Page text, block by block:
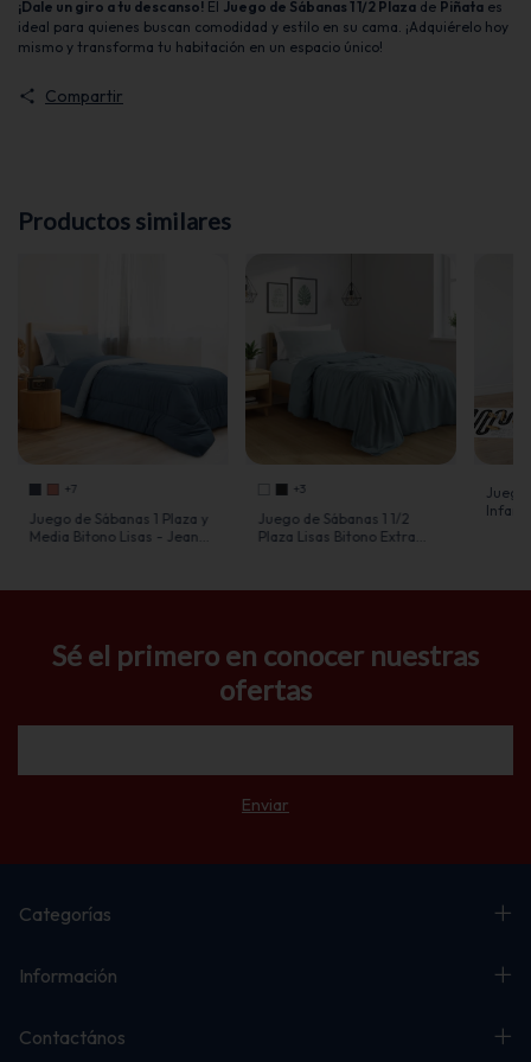
¡Dale un giro a tu descanso! El Juego de Sábanas 1 1/2 Plaza de Piñata es
ideal para quienes buscan comodidad y estilo en su cama. ¡Adquiérelo hoy
mismo y transforma tu habitación en un espacio único!
Compartir
Productos similares
+7
Juego de Sábanas 1 Plaza y
Media Bitono Lisas - Jean
+3
Juego de Sábanas 1 1/2
Plaza Lisas Bitono Extra
Juego
Sé el primero en conocer nuestras
ofertas
Categorías
Información
Contactános